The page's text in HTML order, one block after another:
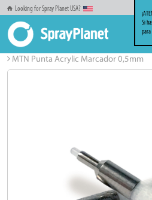
Looking for Spray Planet USA?
Inicio
Puntas
MTN Punta Acrylic Marcador 0,5mm
Si